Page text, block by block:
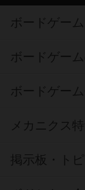
ボードゲー
ボードゲー
ボードゲー
メカニクス特
掲示板・ト